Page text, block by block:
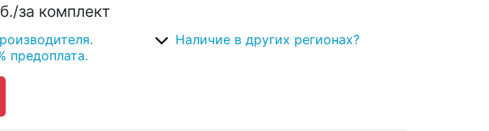
/за комплект
предоплата.
Наличие в других регионах?